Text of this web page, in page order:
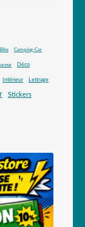
Bike Camping-Car
Déco
Intérieur Lettrage
Stickers